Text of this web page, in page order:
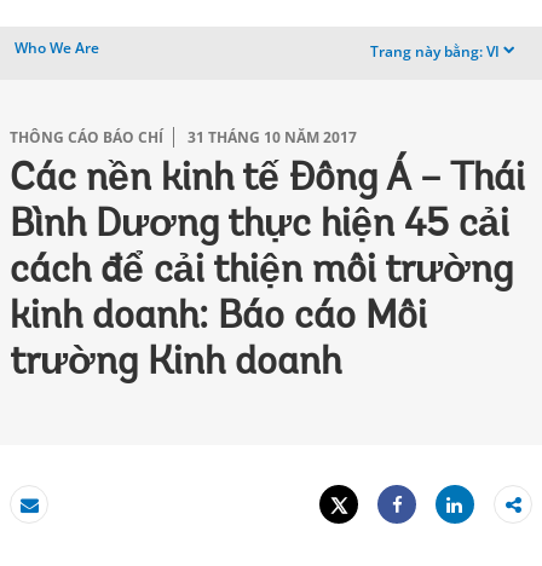
Who We Are Trang này bằng:VI dropdown
THÔNG CÁO BÁO CHÍ 31 THÁNG 10 NĂM 2017
Các nền kinh tế Đông Á – Thái
Bình Dương thực hiện 45 cải
cách để cải thiện môi trường
kinh doanh: Báo cáo Môi
trường Kinh doanh
Email
Tweet
Share
Share